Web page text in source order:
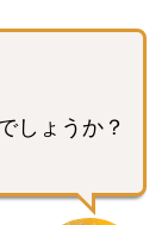
しょうか？